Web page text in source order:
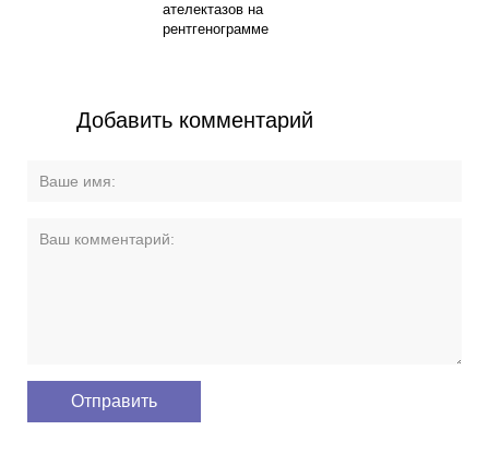
ателектазов на
рентгенограмме
Добавить комментарий